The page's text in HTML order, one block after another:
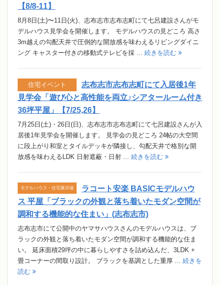
【8/8-11】
8月8日(土)〜11日(火)、志布志市志布志町にて七呂建設さんがモ
デルハウス見学会を開催します。 モデルハウスの見どころ 高さ
3m越えの勾配天井で圧倒的な開放感を味わえるリビングダイニ
ング キャスター付きの移動式テレビを採 ... 続きを読む
志布志市志布志町にて入居後1年
見学会「遊び心と高性能を両立♪シアタールーム付き
36坪平屋」【7/25,26】
7月25日(土)・26日(日)、志布志市志布志町にて七呂建設さんが入
居後1年見学会を開催します。 見学会の見どころ 24帖の大空間
に段上がり和室とタイルデッキが隣接し、勾配天井で格別な開
放感を味わえるLDK 日射遮蔽・日射 ... 続きを読む
住宅イベント
ラコート安楽 BASICモデルハウ
ス 平屋「ブラックの外観と落ち着いたモダン空間が
調和する機能的な住まい」(志布志市)
志布志市にて公開中のヤマサハウスさんのモデルハウスは、ブ
ラックの外観と落ち着いたモダン空間が調和する機能的な住ま
い。 延床面積29坪の中に暮らしやすさを詰め込んだ、3LDK +
畳コーナーの間取り設計。 ブラックを基調とした重厚 ... 続きを
読む
モデルハウス・住宅展示場